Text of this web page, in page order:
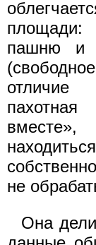
площади:
пашню и
отличие
не
Она